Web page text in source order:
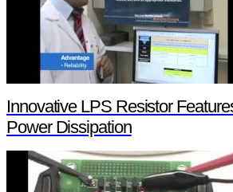
Innovative LPS Resistor
Power Dissipation